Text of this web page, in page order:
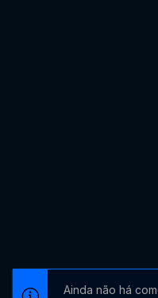
Ainda não há